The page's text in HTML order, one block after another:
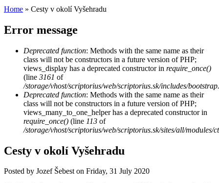
Home » Cesty v okolí Vyšehradu
Error message
Deprecated function: Methods with the same name as their
class will not be constructors in a future version of PHP;
views_display has a deprecated constructor in require_once()
(line 3161 of
/storage/vhost/scriptorius/web/scriptorius.sk/includes/
Deprecated function: Methods with the same name as their
class will not be constructors in a future version of PHP;
views_many_to_one_helper has a deprecated constructor in
require_once() (line 113 of
/storage/vhost/scriptorius/web/scriptorius.sk/sites/all/modules/
Cesty v okolí Vyšehradu
Posted by Jozef Šebeston Friday, 31 July 2020